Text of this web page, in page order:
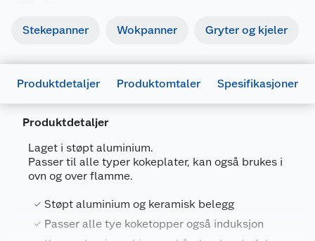
Stekepanner Wokpanner Gryter og kjeler
Produktdetaljer Produktomtaler Spesifikasjoner
Produktdetaljer
Laget i støpt aluminium.
Passer til alle typer kokeplater, kan også brukes i
ovn og over flamme.
Støpt aluminium og keramisk belegg
Passer alle tye koketopper også induksjon
Artikkelnummer
7025180715776
Leverandørens artikkelnummer
Størrelse
Farge
SVART